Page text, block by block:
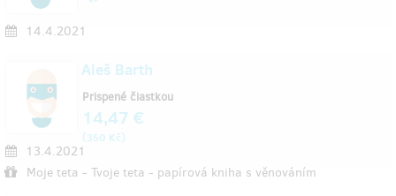
14.4.2021
Aleš Barth
13.4.2021
Moje teta - Tvoje teta - papírová kniha s věnováním
Prispené čiastkou
14,47 €
(350 Kč)